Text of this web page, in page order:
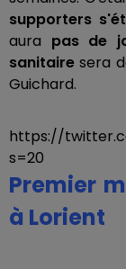
supporters
aura pas de
sanitaire sera
Guichard.
https://
s=20
Premier
à Lorient